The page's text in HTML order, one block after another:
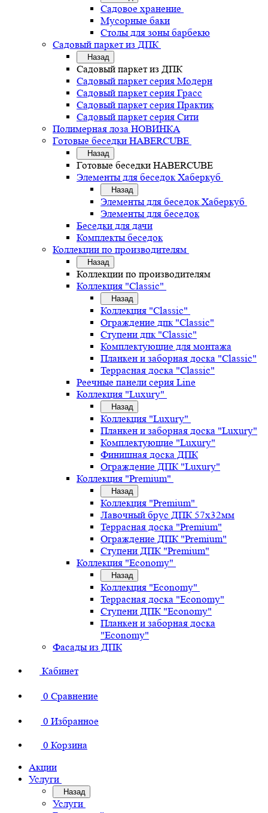
Садовое хранение
Мусорные баки
Столы для зоны барбекю
Садовый паркет из ДПК
Назад
Садовый паркет из ДПК
Садовый паркет серия Mодерн
Садовый паркет серия Грасс
Садовый паркет серия Практик
Садовый паркет серия Сити
Полимерная лоза НОВИНКА
Готовые беседки HABERCUBE
Назад
Готовые беседки HABERCUBE
Элементы для беседок Хаберкуб
Назад
Элементы для беседок Хаберкуб
Элементы для беседок
Беседки для дачи
Комплекты беседок
Коллекции по производителям
Назад
Коллекции по производителям
Коллекция "Classic"
Назад
Коллекция "Classic"
Ограждение дпк "Classic"
Ступени дпк "Classic"
Комплектующие для монтажа
Планкен и заборная доска "Classic"
Террасная доска "Classic"
Реечные панели серия Line
Коллекция "Luxury"
Назад
Коллекция "Luxury"
Планкен и заборная доска "Luxury"
Комплектующие "Luxury"
Финишная доска ДПК
Ограждение ДПК "Luxury"
Коллекция "Premium"
Назад
Коллекция "Premium"
Лавочный брус ДПК 57х32мм
Террасная доска "Premium"
Ограждение ДПК "Premium"
Ступени ДПК "Premium"
Коллекция "Economy"
Назад
Коллекция "Economy"
Террасная доска "Economy"
Ступени ДПК "Economy"
Планкен и заборная доска
"Economy"
Фасады из ДПК
Кабинет
0 Сравнение
0 Избранное
0 Корзина
Акции
Услуги
Назад
Услуги